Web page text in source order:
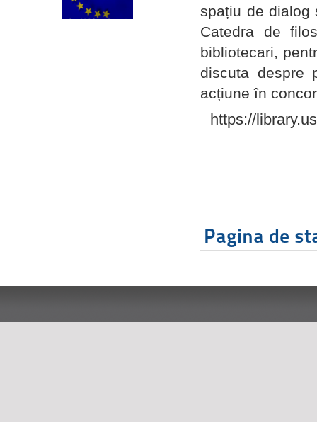
spațiu de dialog
Catedra de
bibliotecari,
discuta despre
acțiune în
https://
Pagina de